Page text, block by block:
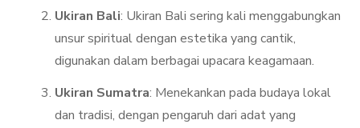
Ukiran Bali: Ukiran Bali sering kali menggabungkan
unsur spiritual dengan estetika yang cantik,
digunakan dalam berbagai upacara keagamaan.
Ukiran Sumatra: Menekankan pada budaya lokal
dan tradisi, dengan pengaruh dari adat yang